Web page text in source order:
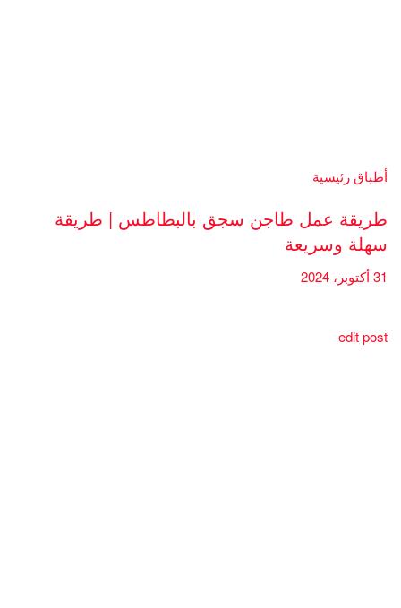
أطباق رئيسية
طريقة عمل طاجن سجق بالبطاطس | طريقة
سهلة وسريعة
31 أكتوبر، 2024
edit post